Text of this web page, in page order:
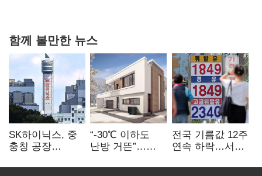
함께 볼만한 뉴스
SK하이닉스, 중
충칭 공장
검토?…“확정된
“-30℃ 이하도
난방 거뜬”…
국립연구소와
전국 기름값 12주
연속 하락…서울